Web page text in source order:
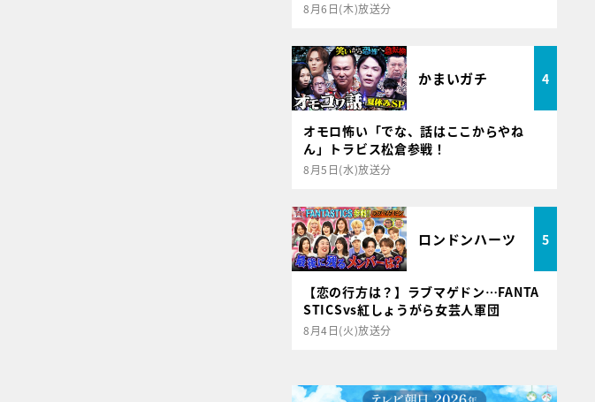
8月6日(木)放送分
かまいガチ 4
オモロ怖い「でな、話はここからやね
ん」トラビス松倉参戦！
8月5日(水)放送分
ロンドンハーツ 5
【恋の行方は？】ラブマゲドン…FANTA
STICSvs紅しょうがら女芸人軍団
8月4日(火)放送分